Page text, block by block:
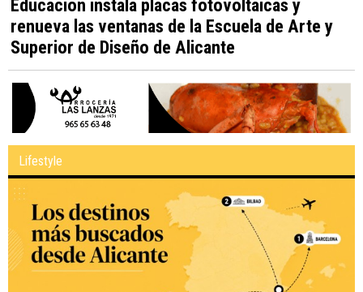
Educación instala placas fotovoltaicas y
renueva las ventanas de la Escuela de Arte y
Superior de Diseño de Alicante
Lifestyle